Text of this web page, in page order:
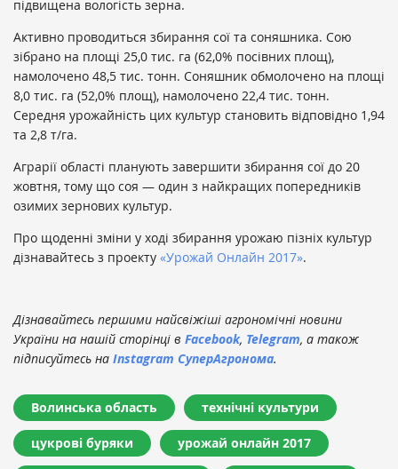
підвищена вологість зерна.
Активно проводиться збирання сої та соняшника. Сою
зібрано на площі 25,0 тис. га (62,0% посівних площ),
намолочено 48,5 тис. тонн. Соняшник обмолочено на площі
8,0 тис. га (52,0% площ), намолочено 22,4 тис. тонн.
Середня урожайність цих культур становить відповідно 1,94
та 2,8 т/га.
Аграрії області планують завершити збирання сої до 20
жовтня, тому що соя — один з найкращих попередників
озимих зернових культур.
Про щоденні зміни у ході збирання урожаю пізніх культур
дізнавайтесь з проекту «Урожай Онлайн 2017».
Дізнавайтесь першими найсвіжіші агрономічні новини
України на нашій сторінці в Facebook, Telegram, а також
підписуйтесь на Instagram СуперАгронома.
Волинська область технічні культури
цукрові буряки урожай онлайн 2017